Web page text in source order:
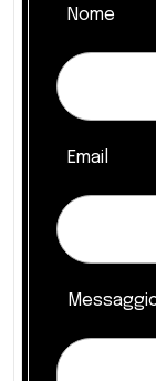
Nome
Email